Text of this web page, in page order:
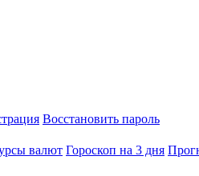
Восстановить пароль
валют Гороскоп на 3 дня